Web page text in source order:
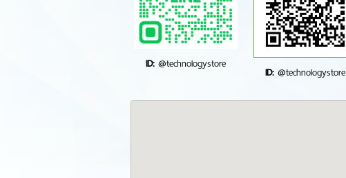
ID: @technologystore
ID: @technologystore